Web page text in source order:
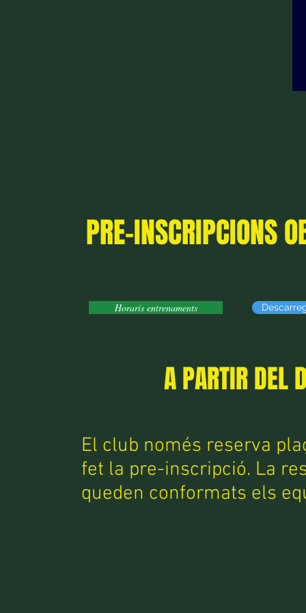
PRE-INSCRIPCIONS
Horaris entrenaments
A PARTIR DEL
El club només reserva
fet la pre-inscripció. La
queden conformats els